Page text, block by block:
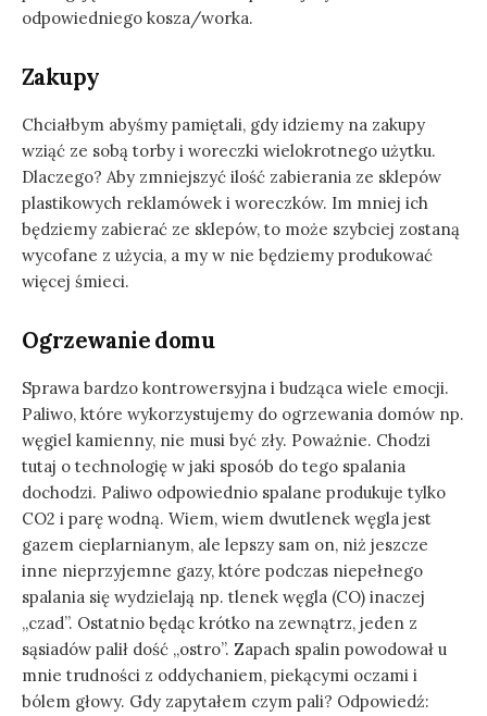
odpowiedniego kosza/worka.
Zakupy
Chciałbym abyśmy pamiętali, gdy idziemy na zakupy
wziąć ze sobą torby i woreczki wielokrotnego użytku.
Dlaczego? Aby zmniejszyć ilość zabierania ze sklepów
plastikowych reklamówek i woreczków. Im mniej ich
będziemy zabierać ze sklepów, to może szybciej zostaną
wycofane z użycia, a my w nie będziemy produkować
więcej śmieci.
Ogrzewanie domu
Sprawa bardzo kontrowersyjna i budząca wiele emocji.
Paliwo, które wykorzystujemy do ogrzewania domów np.
węgiel kamienny, nie musi być zły. Poważnie. Chodzi
tutaj o technologię w jaki sposób do tego spalania
dochodzi. Paliwo odpowiednio spalane produkuje tylko
CO2 i parę wodną. Wiem, wiem dwutlenek węgla jest
gazem cieplarnianym, ale lepszy sam on, niż jeszcze
inne nieprzyjemne gazy, które podczas niepełnego
spalania się wydzielają np. tlenek węgla (CO) inaczej
„czad”. Ostatnio będąc krótko na zewnątrz, jeden z
sąsiadów palił dość „ostro”. Zapach spalin powodował u
mnie trudności z oddychaniem, piekącymi oczami i
bólem głowy. Gdy zapytałem czym pali? Odpowiedź: